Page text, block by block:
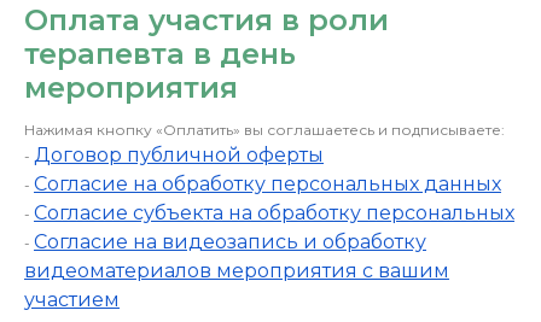
Оплата участия в роли
терапевта в день
мероприятия
Нажимая кнопку «Оплатить» вы соглашаетесь и подписываете:
- Договор публичной оферты
- Согласие на обработку персональных данных
- Согласие субъекта на обработку персональных
- Согласие на видеозапись и обработку
видеоматериалов мероприятия с вашим
участием